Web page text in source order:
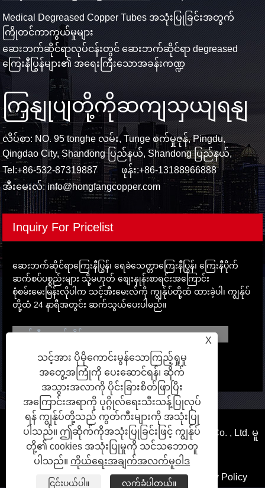
Medical Degreased Copper Tubes အသုံးပြုခြင်းအတွက်
ကြိုတင်ကာကွယ်မှုများ
ဆေးဘက်ဆိုင်ရာလုပ်ငန်းတွင် ဆေးဘက်ဆိုင်ရာ degreased
ကြေးနီပြွန်များ၏ အရေးကြီးသောအခန်းကဏ္ဍ
ကြှနျုပျတို့ကိုဆကျသှယျရနျ
လိပ်စာ: NO. 95 tonghe လမ်း, Tunge စက်မှုဇုန်, Pingdu,
Qingdao City, Shandong ပြည်နယ်, Shandong ပြည်နယ်,
Tel:+86-532-87319887 ဖုန်း:+86-13188966888
အီးမေးလ်:info@hongfangcopper.com
Inquiry For Pricelist
ဆေးဘက်ဆိုင်ရာကြေးနီပြွန်၊ ရေခဲသေတ္တာကြေးနီပြွန်၊ ကြေးနီပိုက်
ဆက်စပ်ပစ္စည်းများ သို့မဟုတ် စျေးနှုန်းစာရင်းအကြောင်း
စုံစမ်းမေးမြန်းလိုပါက သင့်အီးမေးလ်ကို ကျွန်ုပ်တို့ထံ ထားခဲ့ပါ၊ ကျွန်ုပ်
တို့ထံ 24 နာရီအတွင်း ဆက်သွယ်ပေးပါမည်။
မူပိုင်ခွင့်© 2024 Qingdao Hongfang Metal Temple Co. , Ltd. မူ
ပိုင်ခွင့်များအားလုံးကိုထိန်းသိမ်းထားသည်။
လင့်များ Sitemap RSS XML Privacy Policy
X
သင့်အား ပိုမိုကောင်းမွန်သောကြည့်ရှုမှု
အတွေ့အကြုံကို ပေးဆောင်ရန်၊ ဆိုက်
အသွားအလာကို ပိုင်းခြားစိတ်ဖြာပြီး
အကြောင်းအရာကို ပုဂ္ဂိုလ်ရေးသီးသန့်ပြုလုပ်
ရန် ကျွန်ုပ်တို့သည် ကွတ်ကီးများကို အသုံးပြု
ပါသည်။ ဤဆိုက်ကိုအသုံးပြုခြင်းဖြင့် ကျွန်ုပ်
တို့၏ cookies အသုံးပြုမှုကို သင်သဘောတူ
ပါသည်။ ကိုယ်ရေးအချက်အလက်မူဝါဒ
ငြင်းပယ်ပါ။ လက်ခံပါတယ်။